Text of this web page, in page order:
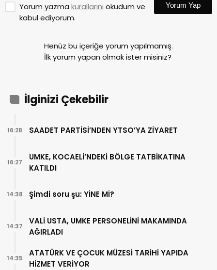
Yorum yazma kurallarını okudum ve
kabul ediyorum.
Yorum Yap
Henüz bu içeriğe yorum yapılmamış.
İlk yorum yapan olmak ister misiniz?
İlginizi Çekebilir
SAADET PARTİSİ’NDEN YTSO’YA ZİYARET
16:28
UMKE, KOCAELİ’NDEKİ BÖLGE TATBİKATINA
KATILDI
16:27
Şimdi soru şu: YİNE Mİ?
14:38
VALİ USTA, UMKE PERSONELİNİ MAKAMINDA
AĞIRLADI
14:37
ATATÜRK VE ÇOCUK MÜZESİ TARİHİ YAPIDA
HİZMET VERİYOR
14:35